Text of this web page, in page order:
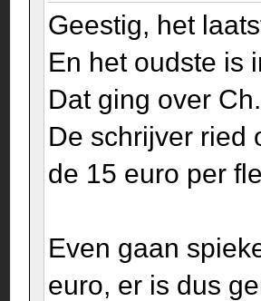
Geestig, het
En het oudste is
Dat ging over
De schrijver ried
de 15 euro per
Even gaan
euro, er is dus